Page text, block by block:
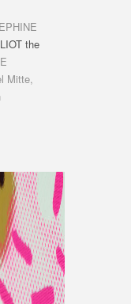
the
Mitte,